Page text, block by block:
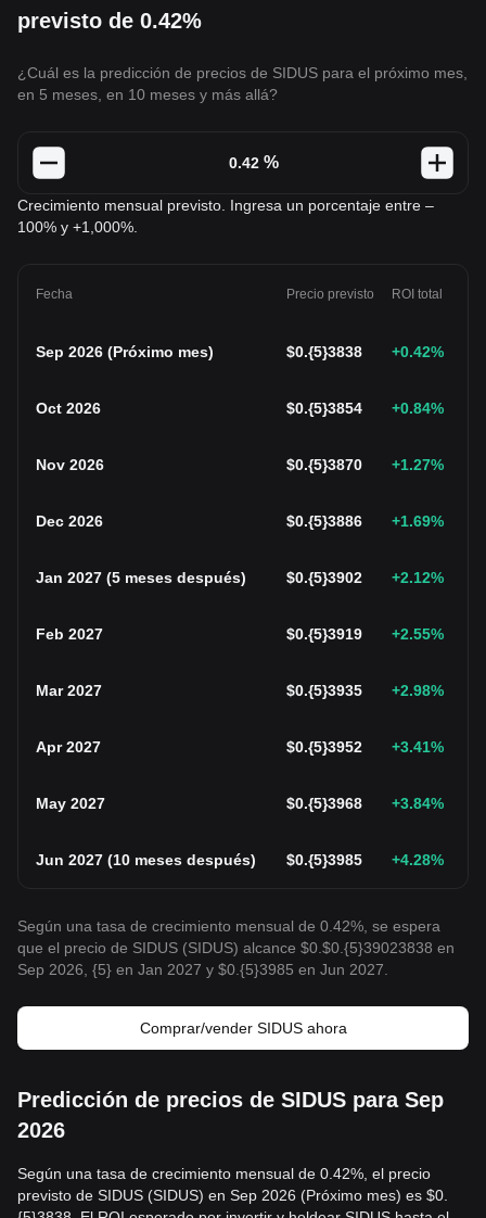
previsto de 0.42%
¿Cuál es la predicción de precios de SIDUS para el próximo mes,
en 5 meses, en 10 meses y más allá?
%
Crecimiento mensual previsto. Ingresa un porcentaje entre –
100% y +1,000%.
Fecha Precio previsto ROI total
Sep 2026 (Próximo mes) $0.{5}3838 +0.42%
Oct 2026 $0.{5}3854 +0.84%
Nov 2026 $0.{5}3870 +1.27%
Dec 2026 $0.{5}3886 +1.69%
Jan 2027 (5 meses después) $0.{5}3902 +2.12%
Feb 2027 $0.{5}3919 +2.55%
Mar 2027 $0.{5}3935 +2.98%
Apr 2027 $0.{5}3952 +3.41%
May 2027 $0.{5}3968 +3.84%
Jun 2027 (10 meses después) $0.{5}3985 +4.28%
Según una tasa de crecimiento mensual de 0.42%, se espera
que el precio de SIDUS (SIDUS) alcance $0.$0.{5}39023838 en
Sep 2026, {5} en Jan 2027 y $0.{5}3985 en Jun 2027.
Comprar/vender SIDUS ahora
Predicción de precios de SIDUS para Sep
2026
Según una tasa de crecimiento mensual de 0.42%, el precio
previsto de SIDUS (SIDUS) en Sep 2026 (Próximo mes) es $0.